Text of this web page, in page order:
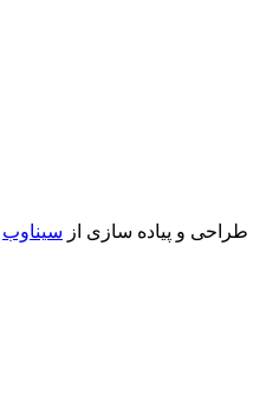
طراحی و پیاده سازی از سیناوب